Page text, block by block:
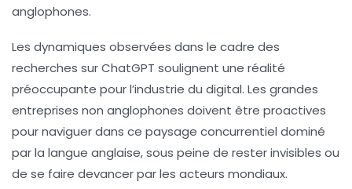
anglophones.
Les dynamiques observées dans le cadre des
recherches sur ChatGPT soulignent une réalité
préoccupante pour l’industrie du digital. Les grandes
entreprises non anglophones doivent être proactives
pour naviguer dans ce paysage concurrentiel dominé
par la langue anglaise, sous peine de rester invisibles ou
de se faire devancer par les acteurs mondiaux.